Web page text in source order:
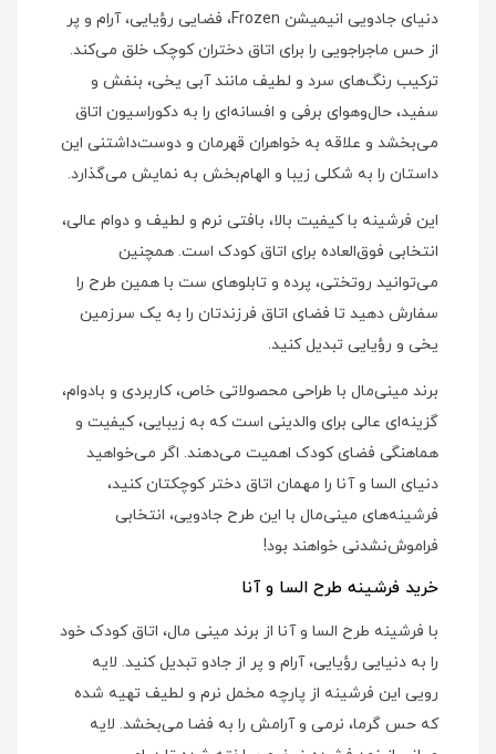
دنیای جادویی انیمیشن Frozen، فضایی رؤیایی، آرام و پر
از حس ماجراجویی را برای اتاق دختران کوچک خلق می‌کند.
ترکیب رنگ‌های سرد و لطیف مانند آبی یخی، بنفش و
سفید، حال‌و‌هوای برفی و افسانه‌ای را به دکوراسیون اتاق
می‌بخشد و علاقه به خواهران قهرمان و دوست‌داشتنی این
داستان را به شکلی زیبا و الهام‌بخش به نمایش می‌گذارد.
این فرشینه با کیفیت بالا، بافتی نرم و لطیف و دوام عالی،
انتخابی فوق‌العاده برای اتاق کودک است. همچنین
می‌توانید روتختی، پرده و تابلوهای ست با همین طرح را
سفارش دهید تا فضای اتاق فرزندتان را به یک سرزمین
یخی و رؤیایی تبدیل کنید.
برند مینی‌مال با طراحی محصولاتی خاص، کاربردی و بادوام،
گزینه‌ای عالی برای والدینی است که به زیبایی، کیفیت و
هماهنگی فضای کودک اهمیت می‌دهند. اگر می‌خواهید
دنیای السا و آنا را مهمان اتاق دختر کوچکتان کنید،
فرشینه‌های مینی‌مال با این طرح جادویی، انتخابی
فراموش‌نشدنی خواهند بود!
خرید فرشینه طرح السا و آنا
با فرشینه طرح السا و آنا از برند مینی‌ مال، اتاق کودک خود
را به دنیایی رؤیایی، آرام و پر از جادو تبدیل کنید. لایه
رویی این فرشینه از پارچه مخمل نرم و لطیف تهیه شده
که حس گرما، نرمی و آرامش را به فضا می‌بخشد. لایه